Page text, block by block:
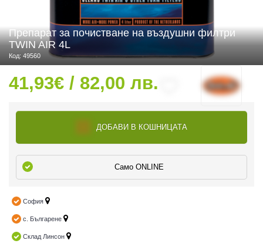
Препарат за почистване на въздушни филтри
TWIN AIR 4L
Код: 49560
41,93€ / 82,00 лв.
ДОБАВИ В КОШНИЦАТА
Само ONLINE
София
с. Българене
Склад Линсон